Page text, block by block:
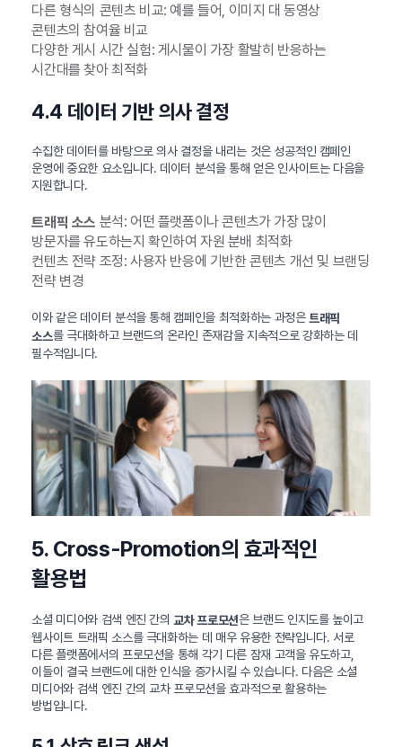
다른 형식의 콘텐츠 비교: 예를 들어, 이미지 대 동영상
콘텐츠의 참여율 비교
다양한 게시 시간 실험: 게시물이 가장 활발히 반응하는
시간대를 찾아 최적화
4.4 데이터 기반 의사 결정
수집한 데이터를 바탕으로 의사 결정을 내리는 것은 성공적인 캠페인
운영에 중요한 요소입니다. 데이터 분석을 통해 얻은 인사이트는 다음을
지원합니다.
트래픽 소스 분석: 어떤 플랫폼이나 콘텐츠가 가장 많이
방문자를 유도하는지 확인하여 자원 분배 최적화
컨텐츠 전략 조정: 사용자 반응에 기반한 콘텐츠 개선 및 브랜딩
전략 변경
이와 같은 데이터 분석을 통해 캠페인을 최적화하는 과정은트래픽
소스를 극대화하고 브랜드의 온라인 존재감을 지속적으로 강화하는 데
필수적입니다.
5. Cross-Promotion의 효과적인
활용법
소셜 미디어와 검색 엔진 간의 교차 프로모션은 브랜드 인지도를 높이고
웹사이트 트래픽 소스를 극대화하는 데 매우 유용한 전략입니다. 서로
다른 플랫폼에서의 프로모션을 통해 각기 다른 잠재 고객을 유도하고,
이들이 결국 브랜드에 대한 인식을 증가시킬 수 있습니다. 다음은 소셜
미디어와 검색 엔진 간의 교차 프로모션을 효과적으로 활용하는
방법입니다.